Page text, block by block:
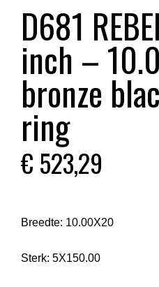
D681
inch –
bronze
ring
€ 523,29
Breedte: 10.00X20
Sterk: 5X150.00